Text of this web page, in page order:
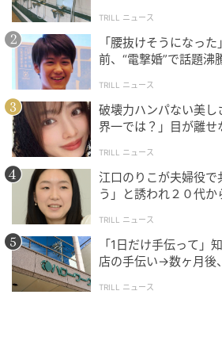
にちゃん
小さな頃から絵が好きで
画を描きはじめる。職場を
びっくりな人達をメインに
の記事をもっとみる
中で拍手」
TRILL ニュース
「腰抜けそうになっ
前、“電撃婚”で話題沸
TRILL ニュース
破壊力ハンパない美
界一では？」目が離
TRILL ニュース
江口のりこが夫婦役
う」と誘われ２０代か
TRILL ニュース
「1日だけ手伝って」
店の手伝い→数ヶ月後
TRILL ニュース